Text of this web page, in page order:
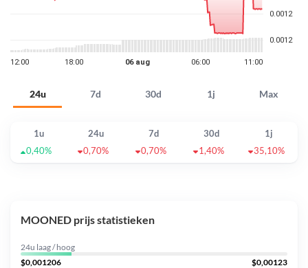
24u 7d 30d 1j Max
1u 24u 7d 30d
1j
0,40%
0,70% 0,70% 1,40% 35,10%
MOONED prijs statistieken
24u laag / hoog
$0,001206
$0,00123